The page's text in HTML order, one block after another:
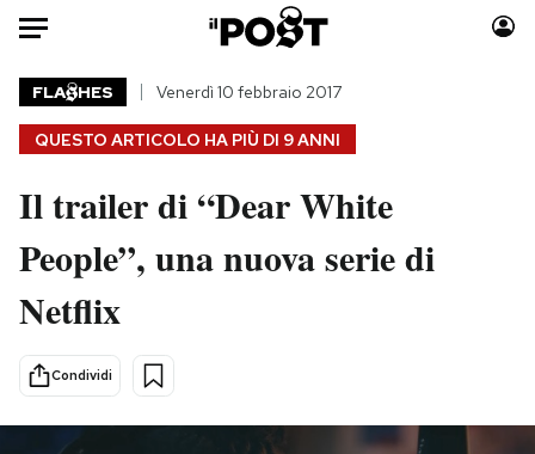
Auto
HOME
Italia
Politica
Tecnologia
Scienza
Moda
Consumismi
Altrecose
QUESTO ARTICOLO HA PIÙ DI 9 ANNI
FLA HES Venerdì 10 febbraio 2017
Il trailer di “Dear White
People”, una nuova serie di
Netflix
Condividi